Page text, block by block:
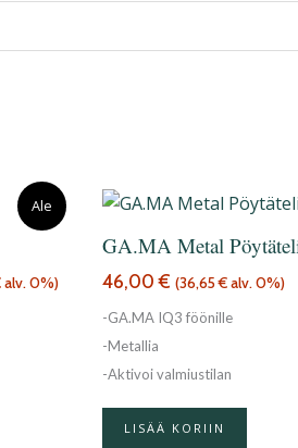
Ale
alv. 0%)
GA.MA Metal
46,00€ (36,65€alv. 0%)
-GA.MA IQ3 föönille
-Metallia
-Aktivoi valmiustilan
LISÄÄ KORIIN